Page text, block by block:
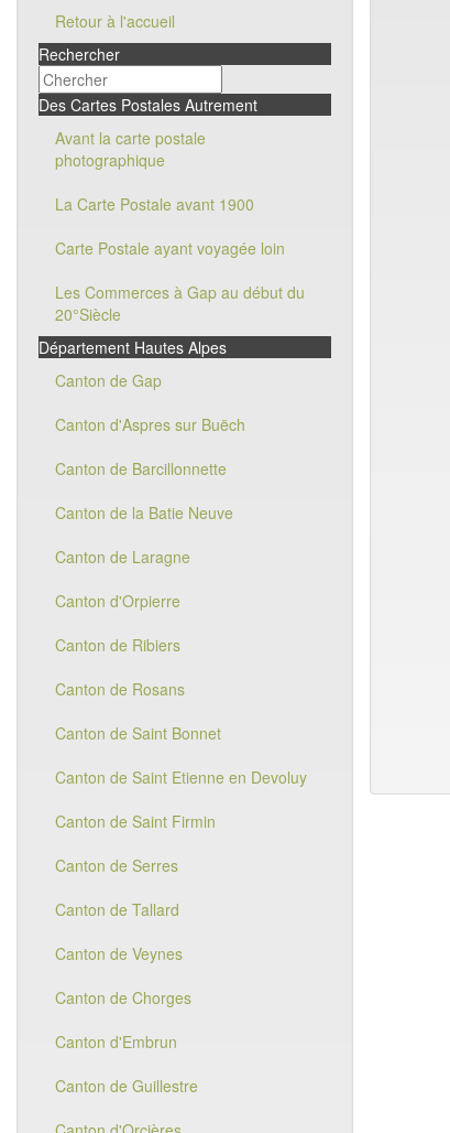
Retour à l'accueil
Rechercher
Des Cartes Postales Autrement
Avant la carte postale
photographique
La Carte Postale avant 1900
Carte Postale ayant voyagée loin
Les Commerces à Gap au début du
20°Siècle
Département Hautes Alpes
Canton de Gap
Canton d'Aspres sur Buëch
Canton de Barcillonnette
Canton de la Batie Neuve
Canton de Laragne
Canton d'Orpierre
Canton de Ribiers
Canton de Rosans
Canton de Saint Bonnet
Canton de Saint Etienne en Devoluy
Canton de Saint Firmin
Canton de Serres
Canton de Tallard
Canton de Veynes
Canton de Chorges
Canton d'Embrun
Canton de Guillestre